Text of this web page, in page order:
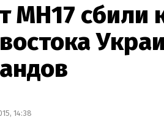
МН17 сбили
14:38